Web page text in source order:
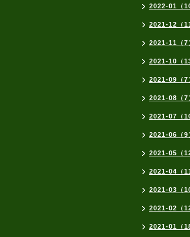
2022-01（
2021-12（
2021-11（7
2021-10（
2021-09（7
2021-08（7
2021-07（
2021-06（9
2021-05（
2021-04（
2021-03（
2021-02（
2021-01（